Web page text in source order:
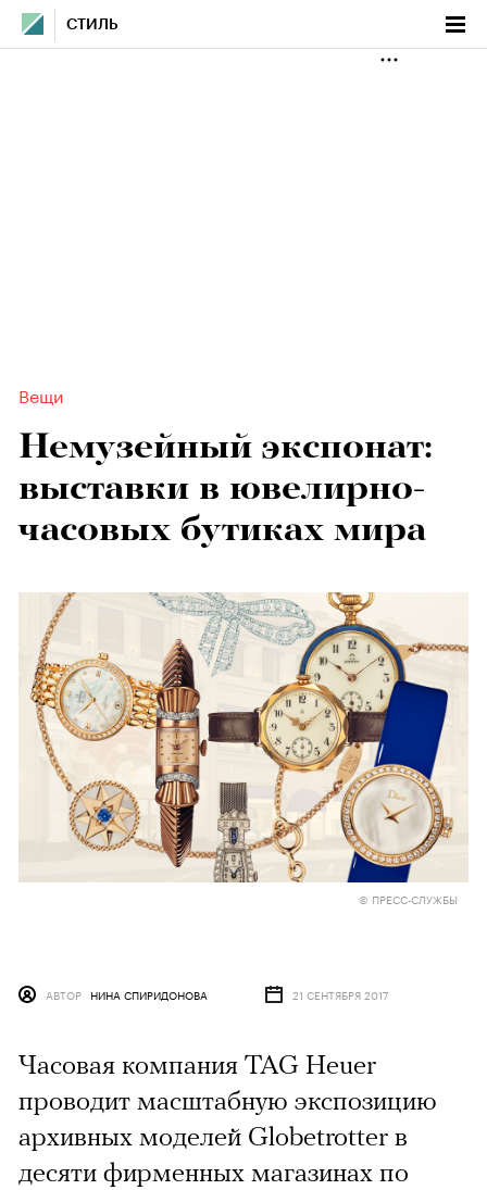
СТИЛЬ
Вещи
Немузейный экспонат:
выставки в ювелирно-
часовых бутиках мира
© ПРЕСС-СЛУЖБЫ
АВТОР НИНА СПИРИДОНОВА 21 СЕНТЯБРЯ 2017
Часовая компания TAG Heuer
проводит масштабную экспозицию
архивных моделей Globetrotter в
десяти фирменных магазинах по